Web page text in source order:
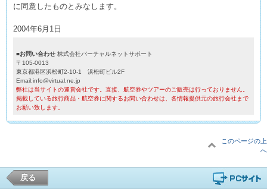
に同意したものとみなします。
2004年6月1日
■お問い合わせ 株式会社バーチャルネットサポート
〒105-0013
東京都港区浜松町2-10-1 浜松町ビル2F
Email:info@virtual.ne.jp
弊社は当サイトの運営会社です。直接、航空券やツアーのご販売は行っておりません。
掲載している旅行商品・航空券に関するお問い合わせは、各情報提供元の旅行会社まで
お願い致します。
このページの上
へ
戻る